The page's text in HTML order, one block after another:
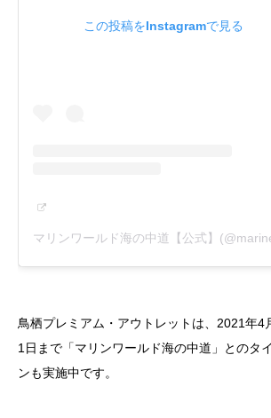
この投稿をInstagramで見る
鳥栖プレミアム・アウトレットは、2021年4
1日まで「マリンワールド海の中道」とのタ
ンも実施中です。